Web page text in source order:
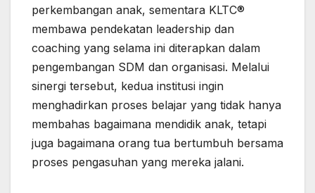
perkembangan anak, sementara KLTC®
membawa pendekatan leadership dan
coaching yang selama ini diterapkan dalam
pengembangan SDM dan organisasi. Melalui
sinergi tersebut, kedua institusi ingin
menghadirkan proses belajar yang tidak hanya
membahas bagaimana mendidik anak, tetapi
juga bagaimana orang tua bertumbuh bersama
proses pengasuhan yang mereka jalani.